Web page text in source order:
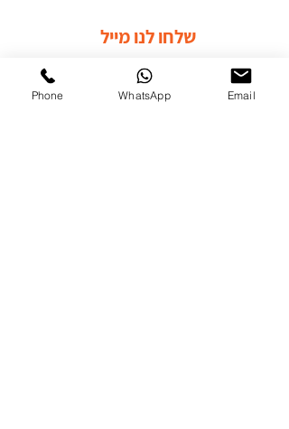
שלחו לנו מייל
Phone WhatsApp Email